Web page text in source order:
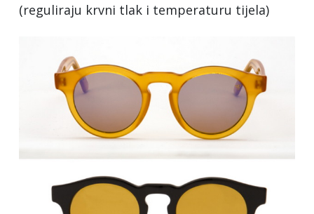
(reguliraju krvni tlak i temperaturu tijela)